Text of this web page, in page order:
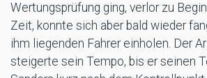
Wertungsprüfung ging, verlor zu
Zeit, konnte sich aber bald wieder
ihm liegenden Fahrer einholen. Der
steigerte sein Tempo, bis er seinen